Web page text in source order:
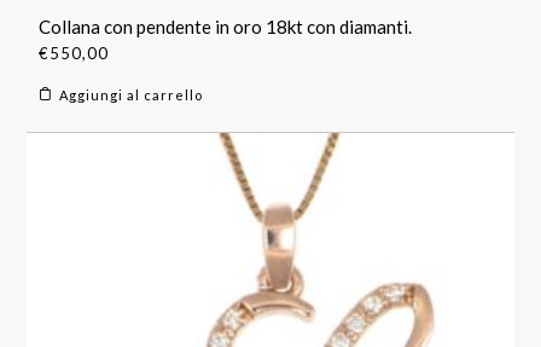
Collana con pendente in oro 18kt con diamanti.
€550,00
Aggiungi al carrello